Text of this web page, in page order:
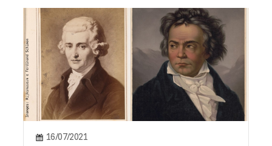
16/07/2021